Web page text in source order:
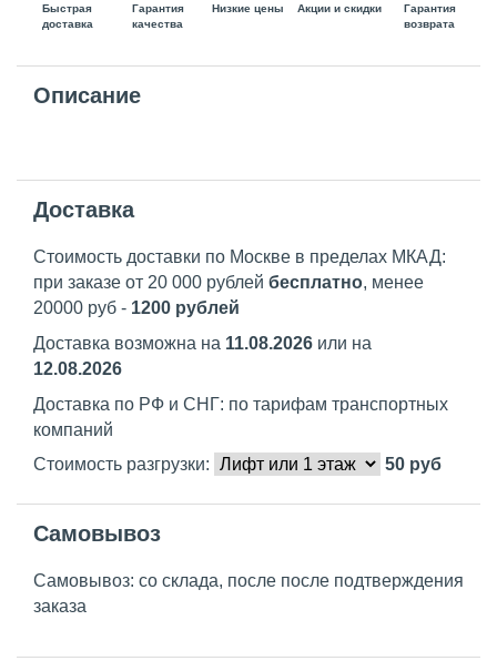
Быстрая
доставка
Гарантия
качества
Низкие цены Акции и скидки
Гарантия
возврата
Описание
Доставка
Стоимость доставки по Москве в пределах МКАД:
при заказе от 20 000 рублей бесплатно, менее
20000 руб - 1200 рублей
Доставка возможна на 11.08.2026 или на
12.08.2026
Доставка по РФ и СНГ: по тарифам транспортных
компаний
Стоимость разгрузки:
50 руб
Самовывоз
Самовывоз: со склада, после после подтверждения
заказа